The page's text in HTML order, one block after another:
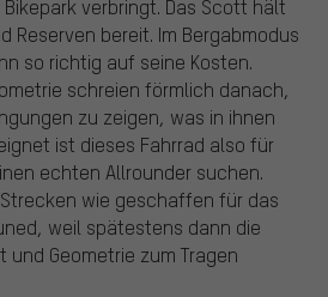
verbringt. Das Scott hält
Reserven bereit. Im Bergabmodus
so richtig auf seine Kosten.
schreien förmlich danach,
zu zeigen, was in ihnen
ist dieses Fahrrad also für
echten Allrounder suchen.
wie geschaffen für das
weil spätestens dann die
und Geometrie zum Tragen